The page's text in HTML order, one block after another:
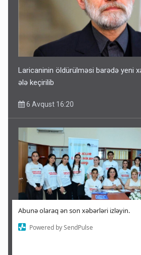
Abunə olaraq ən son xəbərləri izləyin.
Powered by SendPulse
Laricaninin öldürülməsi barədə yeni
ələ keçirilib
6 Avqust 16:20
Qəbələdə gənclər erkən nikahın